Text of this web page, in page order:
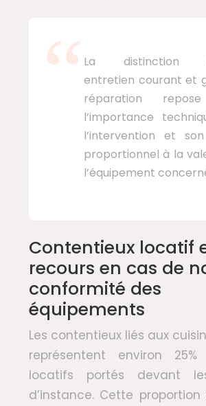
La distinction
entretien courant et
réparation
l’importance
l’intervention et
proportionnel à la
l’équipement
Contentieux locatif
recours en cas de
conformité des
équipements
Les contentieux liés aux
représentent environ
locatifs portés devant
d’instance. Cette